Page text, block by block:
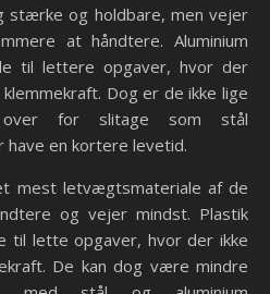
stærke og holdbare, men vejer
at håndtere. Aluminium
til lettere opgaver, hvor der
Dog er de ikke lige
over for slitage som stål
have en kortere levetid.
mest letvægtsmateriale af de
og vejer mindst. Plastik
til lette opgaver, hvor der ikke
De kan dog være mindre